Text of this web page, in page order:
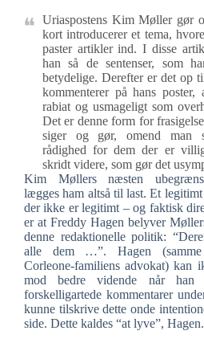
Uriaspostens Kim Møller gør
kort introducerer et tema,
paster artikler ind. I disse
han så de sentenser, som
betydelige. Derefter er det op
kommenterer på hans poster,
rabiat og usmageligt som
Det er denne form for
siger og gør, omend man
rådighed for dem der er
skridt videre, som gør det
Kim Møllers næsten
lægges ham altså til last. Et
der ikke er legitimt – og faktisk
er at Freddy Hagen belyver
denne redaktionelle politik:
alle dem …”. Hagen (samme
Corleone-familiens advokat) kan
mod bedre vidende når han
forskelligartede kommentarer
kunne tilskrive dette onde
side. Dette kaldes “at lyve”, Hagen.